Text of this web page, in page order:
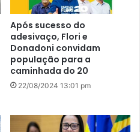
Após sucesso do
adesivaço, Flori e
Donadoni convidam
população para a
caminhada do 20
22/08/2024 13:01 pm